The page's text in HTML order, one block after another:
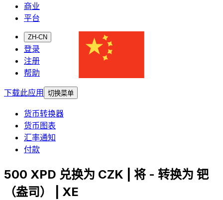
商业
平台
ZH-CN
登录
注册
帮助
下载此应用
切换菜单
货币转换器
货币图表
汇率通知
付款
500 XPD 兑换为 CZK | 将 - 转换为 钯
（盎司） | XE